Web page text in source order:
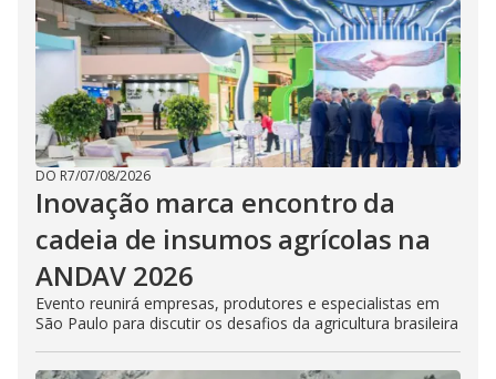
DO R7/07/08/2026
Inovação marca encontro da
cadeia de insumos agrícolas na
ANDAV 2026
Evento reunirá empresas, produtores e especialistas em
São Paulo para discutir os desafios da agricultura brasileira